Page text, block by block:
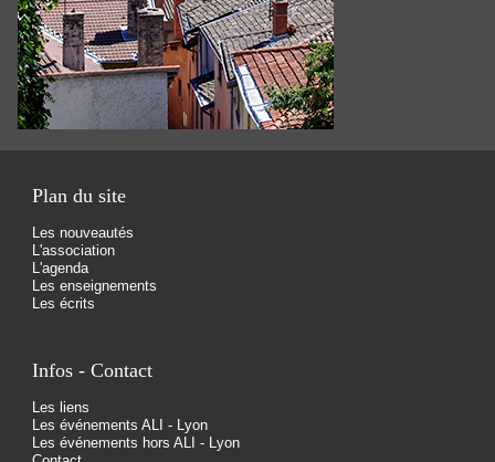
Plan du site
Les nouveautés
L'association
L'agenda
Les enseignements
Les écrits
Infos - Contact
Les liens
Les événements ALI - Lyon
Les événements hors ALI - Lyon